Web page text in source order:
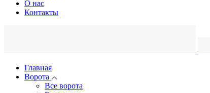
О нас
Контакты
Главная
Ворота
Все ворота